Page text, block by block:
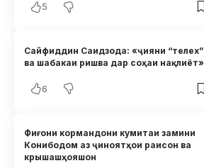
5
Сайфиддин Саидзода: «ҷияни “телех”
ва шабакаи ришва дар соҳаи нақлиёт»
6
Фиғони кормандони кумитаи замини
Конибодом аз ҷиноятҳои раисон ва
крышашҳояшон